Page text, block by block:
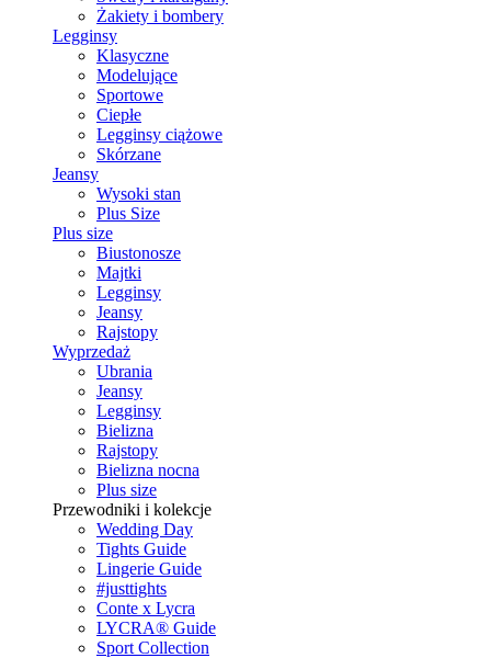
Żakiety i bombery
Legginsy
Klasyczne
Modelujące
Sportowe
Ciepłe
Legginsy ciążowe
Skórzane
Jeansy
Wysoki stan
Plus Size
Plus size
Biustonosze
Majtki
Legginsy
Jeansy
Rajstopy
Wyprzedaż
Ubrania
Jeansy
Legginsy
Bielizna
Rajstopy
Bielizna nocna
Plus size
Przewodniki i kolekcje
Wedding Day
Tights Guide
Lingerie Guide
#justtights
Conte x Lycra
LYCRA® Guide
Sport Сollection